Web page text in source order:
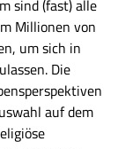
sind (fast) alle
Millionen von
um sich in
Die
auf dem